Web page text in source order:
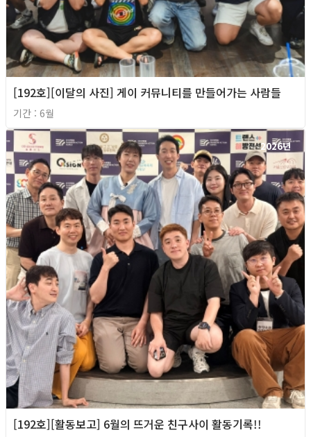
[192호][이달의 사진] 게이 커뮤니티를 만들어가는 사람들
기간 : 6월
2026년
[192호][활동보고] 6월의 뜨거운 친구사이 활동기록!!